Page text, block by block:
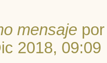
mensaje
2018, 09:09